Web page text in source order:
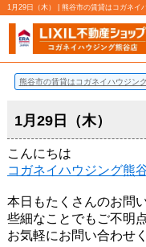
1月29日（木） | 熊谷市の賃貸はコガネ
熊谷市の賃貸はコガネイハウジン
1月29日（木）
こんにちは
コガネイハウジング熊
本日もたくさんのお問
些細なことでもご不明
お気軽にお問い合わせ